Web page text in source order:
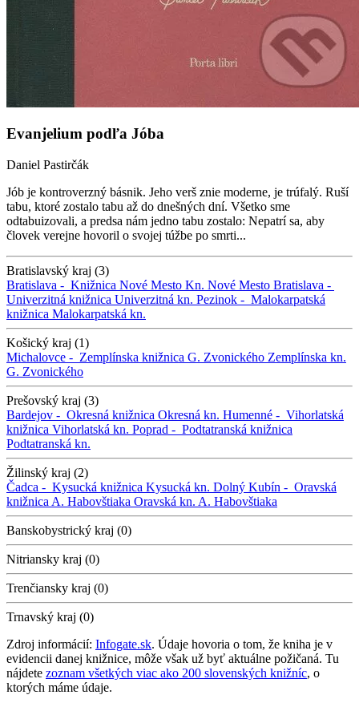
Evanjelium podľa Jóba
Daniel Pastirčák
Jób je kontroverzný básnik. Jeho verš znie moderne, je trúfalý. Ruší
tabu, ktoré zostalo tabu až do dnešných dní. Všetko sme
odtabuizovali, a predsa nám jedno tabu zostalo: Nepatrí sa, aby
človek verejne hovoril o svojej túžbe po smrti...
Bratislavský kraj (3)
Bratislava - Knižnica Nové Mesto Kn. Nové Mesto Bratislava -
Univerzitná knižnica Univerzitná kn. Pezinok - Malokarpatská
knižnica Malokarpatská kn.
Košický kraj (1)
Michalovce - Zemplínska knižnica G. Zvonického Zemplínska kn.
G. Zvonického
Prešovský kraj (3)
Bardejov - Okresná knižnica Okresná kn. Humenné - Vihorlatská
knižnica Vihorlatská kn. Poprad - Podtatranská knižnica
Podtatranská kn.
Žilinský kraj (2)
Čadca - Kysucká knižnica Kysucká kn. Dolný Kubín - Oravská
knižnica A. Habovštiaka Oravská kn. A. Habovštiaka
Banskobystrický kraj (0)
Nitriansky kraj (0)
Trenčiansky kraj (0)
Trnavský kraj (0)
Zdroj informácií: Infogate.sk. Údaje hovoria o tom, že kniha je v
evidencii danej knižnice, môže však už byť aktuálne požičaná. Tu
nájdete zoznam všetkých viac ako 200 slovenských knižníc, o
ktorých máme údaje.